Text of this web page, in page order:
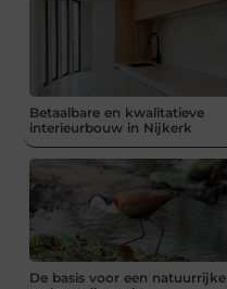
Betaalbare en kwalitatieve
interieurbouw in Nijkerk
De basis voor een natuurrijke